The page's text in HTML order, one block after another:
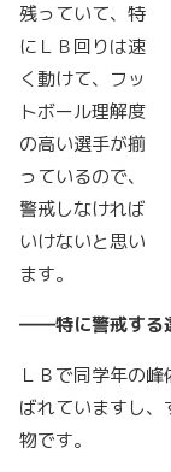
残っていて、特
にＬＢ回りは速
く動けて、フッ
トボール理解度
の高い選手が揃
っているので、
警戒しなければ
いけないと思い
ます。
――特に警戒する
ＬＢで同学年の
ばれていますし
物です。